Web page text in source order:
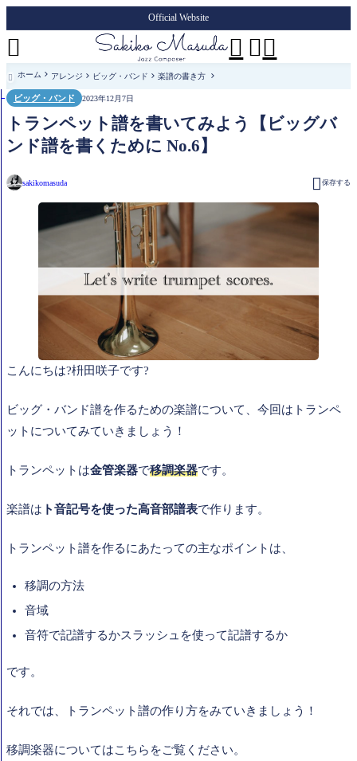
Official Website
 

 ホーム アレンジ ビッグ・バンド 楽譜の書き方
ビッグ・バンド 2023年12月7日
トランペット譜を書いてみよう【ビッグバ
ンド譜を書くために No.6】
sakikomasuda  保存する
こんにちは?枡田咲子です?
ビッグ・バンド譜を作るための楽譜について、今回はトランペ
ットについてみていきましょう！
トランペットは金管楽器で移調楽器です。
楽譜は ト音記号を使った高音部譜表で作ります。
トランペット譜を作るにあたっての主なポイントは、
移調の方法
音域
音符で記譜するかスラッシュを使って記譜するか
です。
それでは、トランペット譜の作り方をみていきましょう！
移調楽器についてはこちらをご覧ください。